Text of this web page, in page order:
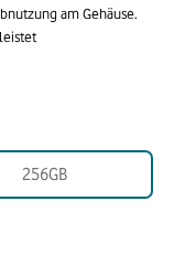
am Gehäuse.
256GB